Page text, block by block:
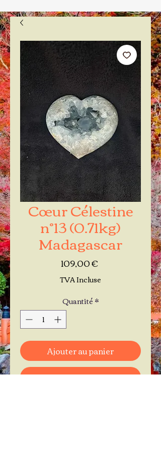
Cœur Célestine
n°13 (0.71kg)
Madagascar
109,00 €Prix
TVA Incluse
Quantité*
Ajouter au panier
Commander et payer